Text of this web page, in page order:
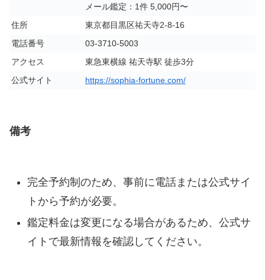
メール鑑定：1件 5,000円〜
住所
東京都目黒区祐天寺2-8-16
電話番号
03-3710-5003
アクセス
東急東横線 祐天寺駅 徒歩3分
公式サイト
https://sophia-fortune.com/
備考
完全予約制のため、事前に電話または公式サイ
トから予約が必要。
鑑定料金は変更になる場合があるため、公式サ
イトで最新情報を確認してください。